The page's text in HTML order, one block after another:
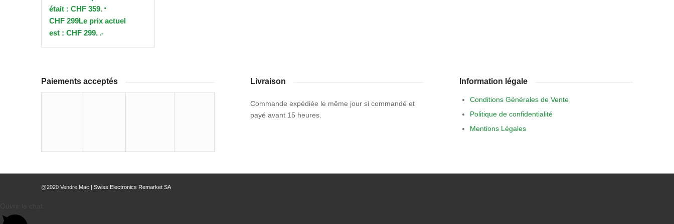
était : CHF 359.
CHF 299Le prix actuel
est : CHF 299. .-
Paiements acceptés Livraison
Commande expédiée le même jour si commandé et
payé avant 15 heures.
Information légale
Conditions Générales de Vente
Politique de confidentialité
Mentions Légales
@2020 Vendre Mac | Swiss Electronics Remarket SA